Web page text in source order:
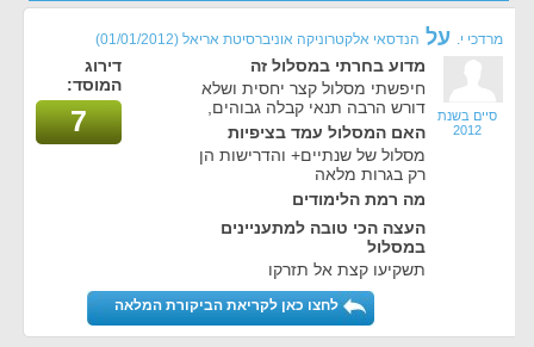
מרדכי י. על הנדסאי אלקטרוניקה אוניברסיטת אריאל (01/01/2012)
סיים בשנת
2012
מדוע בחרתי במסלול זה
חיפשתי מסלול קצר יחסית ושלא
דורש הרבה תנאי קבלה גבוהים,
האם המסלול עמד בציפיות
מסלול של שנתיים+ והדרישות הן
רק בגרות מלאה
מה רמת הלימודים
העצה הכי טובה למתעניינים
במסלול
תשקיעו קצת אל תזרקו
דירוג
המוסד:
7
לחצו כאן לקריאת הביקורת המלאה